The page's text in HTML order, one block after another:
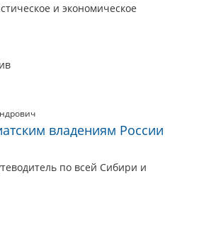
и экономическое
владениям России
по всей Сибири и